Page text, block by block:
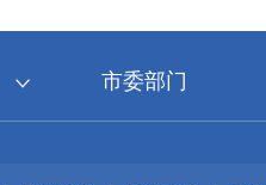
市委部门